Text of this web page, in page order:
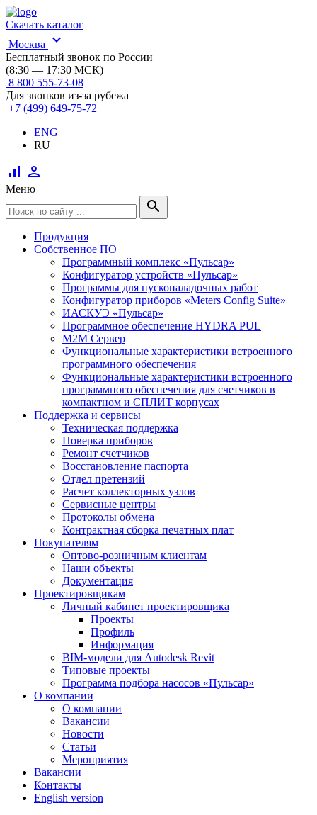
Скачать каталог
Москва
expand_more
Бесплатный звонок по России
(8:30 — 17:30 МСК)
8 800 555-73-08
Для звонков из-за рубежа
+7 (499) 649-75-72
ENG
RU
signal_cellular_alt person
Меню
search
Продукция
Собственное ПО
Программный комплекс «Пульсар»
Конфигуратор устройств «Пульсар»
Программы для пусконаладочных работ
Конфигуратор приборов «Meters Config Suite»
ИАСКУЭ «Пульсар»
Программное обеспечение HYDRA PUL
M2M Сервер
Функциональные характеристики встроенного
программного обеспечения
Функциональные характеристики встроенного
программного обеспечения для счетчиков в
компактном и СПЛИТ корпусах
Поддержка и сервисы
Техническая поддержка
Поверка приборов
Ремонт счетчиков
Восстановление паспорта
Отдел претензий
Расчет коллекторных узлов
Сервисные центры
Протоколы обмена
Контрактная сборка печатных плат
Покупателям
Оптово-розничным клиентам
Наши объекты
Документация
Проектировщикам
Личный кабинет проектировщика
Проекты
Профиль
Информация
BIM-модели для Autodesk Revit
Типовые проекты
Программа подбора насосов «Пульсар»
О компании
О компании
Вакансии
Новости
Статьи
Мероприятия
Вакансии
Контакты
English version